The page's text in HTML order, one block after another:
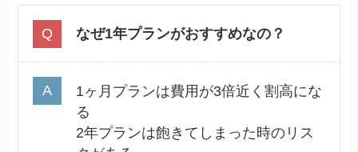
なぜ1年プランがおすすめなの？
1ヶ月プランは費用が3倍近く割高にな
る
2年プランは飽きてしまった時のリス